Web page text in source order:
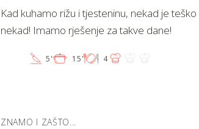
Kad kuhamo rižu i tjesteninu, nekad je
nekad! Imamo rješenje za takve dane!
5' 15' 4
ZNAMO I ZAŠTO...